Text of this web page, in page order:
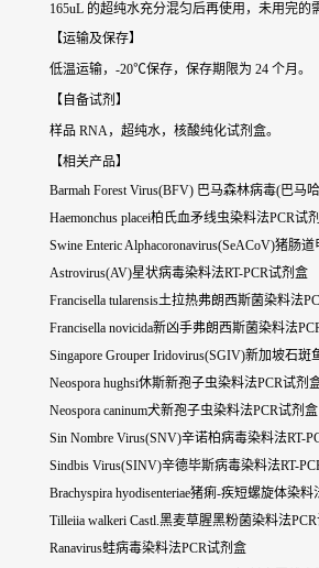
165uL 的超纯水充分混匀后再使用，未用完的
【运输及保存】
低温运输，-20℃保存，保存期限为 24 个月。
【自备试剂】
样品 RNA，超纯水，核酸纯化试剂盒。
【相关产品】
Barmah Forest Virus(BFV) 巴马森林病毒(巴马
Haemonchus placei柏氏血矛线虫染料法PCR试
Swine Enteric Alphacoronavirus(SeACoV)猪肠
Astrovirus(AV)星状病毒染料法RT-PCR试剂盒
Francisella tularensis土拉热弗朗西斯菌染料法
Francisella novicida新凶手弗朗西斯菌染料法
Singapore Grouper Iridovirus(SGIV)新加坡石
Neospora hughsi休斯新孢子虫染料法PCR试剂
Neospora caninum犬新孢子虫染料法PCR试剂盒
Sin Nombre Virus(SNV)辛诺柏病毒染料法RT-
Sindbis Virus(SINV)辛德毕斯病毒染料法RT-
Brachyspira hyodisenteriae猪痢-疾短螺旋体染
Tilleiia walkeri Castl.黑麦草腥黑粉菌染料法
Ranavirus蛙病毒染料法PCR试剂盒